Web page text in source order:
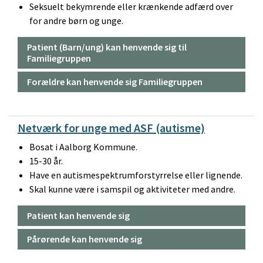
Seksuelt bekymrende eller krænkende adfærd over
for andre børn og unge.
Patient (Barn/ung) kan henvende sig til
Familiegruppen
Forældre kan henvende sig Familiegruppen
Netværk for unge med ASF (autisme)
Bosat i Aalborg Kommune.
15-30 år.
Have en autismespektrumforstyrrelse eller lignende.
Skal kunne være i samspil og aktiviteter med andre.
Patient kan henvende sig
Pårørende kan henvende sig